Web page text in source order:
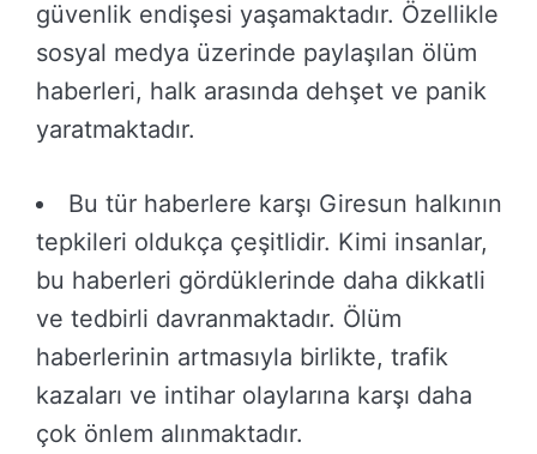
güvenlik endişesi yaşamaktadır. Özellikle
sosyal medya üzerinde paylaşılan ölüm
haberleri, halk arasında dehşet ve panik
yaratmaktadır.
Bu tür haberlere karşı Giresun halkının
tepkileri oldukça çeşitlidir. Kimi insanlar,
bu haberleri gördüklerinde daha dikkatli
ve tedbirli davranmaktadır. Ölüm
haberlerinin artmasıyla birlikte, trafik
kazaları ve intihar olaylarına karşı daha
çok önlem alınmaktadır.